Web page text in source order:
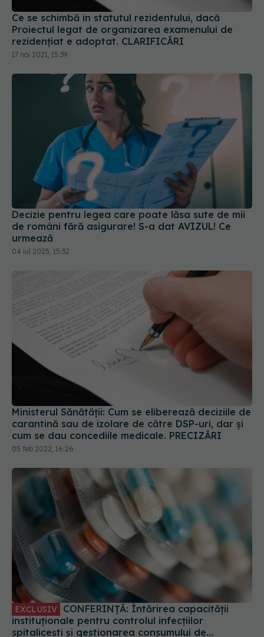
Ce se schimbă în statutul rezidentului, dacă
Proiectul legat de organizarea examenului de
rezidențiat e adoptat. CLARIFICĂRI
17 noi 2021, 15:39
Decizie pentru legea care poate lăsa sute de mii
de români fără asigurare! S-a dat AVIZUL! Ce
urmează
04 iul 2025, 15:32
Ministerul Sănătății: Cum se eliberează deciziile de
carantină sau de izolare de către DSP-uri, dar și
cum se dau concediile medicale. PRECIZĂRI
05 feb 2022, 16:26
EXCLUSIV CONFERINȚĂ: Întărirea capacității
instituționale pentru controlul infecțiilor
spitalicești și gestionarea consumului de
antibiotice. VIDEO
15 feb 2022, 17:34